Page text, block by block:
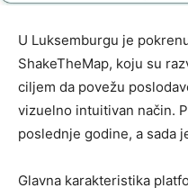
U Luksemburgu je
ShakeTheMap, koju su
ciljem da povežu
vizuelno intuitivan način.
poslednje godine, a sada
Glavna karakteristika